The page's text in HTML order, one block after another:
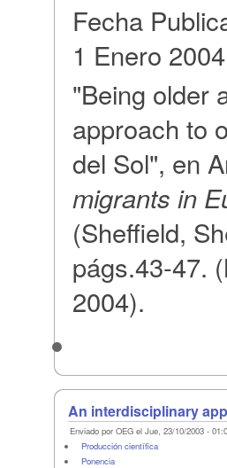
Fecha
1 Enero 2004
"Being older
approach to
del Sol", en
migrants in
(Sheffield,
págs.43-47.
2004).
An interdisciplinary
Enviado por OEG el Jue, 23/10/2003 -
Producción científica
Ponencia